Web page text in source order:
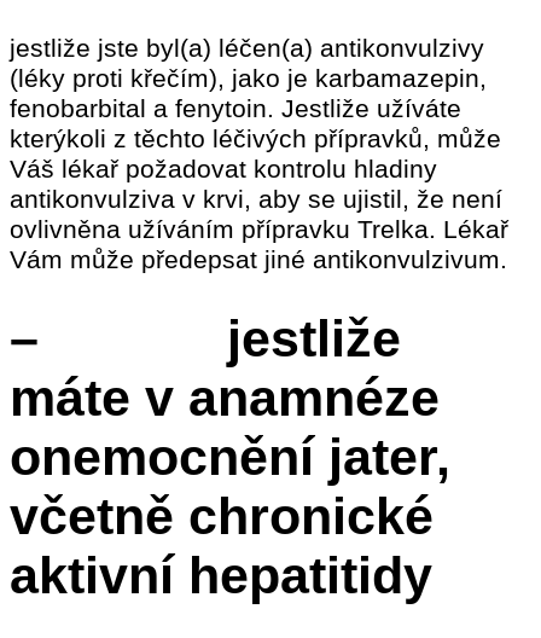
jestliže jste byl(a) léčen(a) antikonvulzivy
(léky proti křečím), jako je karbamazepin,
fenobarbital a fenytoin. Jestliže užíváte
kterýkoli z těchto léčivých přípravků, může
Váš lékař požadovat kontrolu hladiny
antikonvulziva v krvi, aby se ujistil, že není
ovlivněna užíváním přípravku Trelka. Lékař
Vám může předepsat jiné antikonvulzivum.
– jestliže
máte v anamnéze
onemocnění jater,
včetně chronické
aktivní hepatitidy